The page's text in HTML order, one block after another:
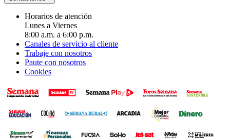
Horarios de atención
Lunes a Viernes
8:00 a.m. a 6:00 p.m.
Canales de servicio al cliente
Trabaje con nosotros
Paute con nosotros
Cookies